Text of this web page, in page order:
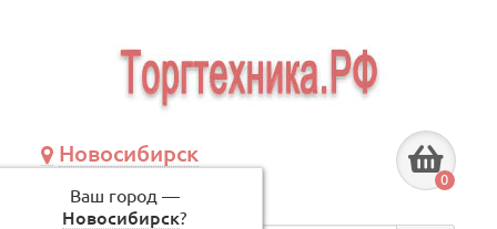
Новосибирск
Ваш город —
Новосибирск?
по будням, с 09:00 до 18:00
0